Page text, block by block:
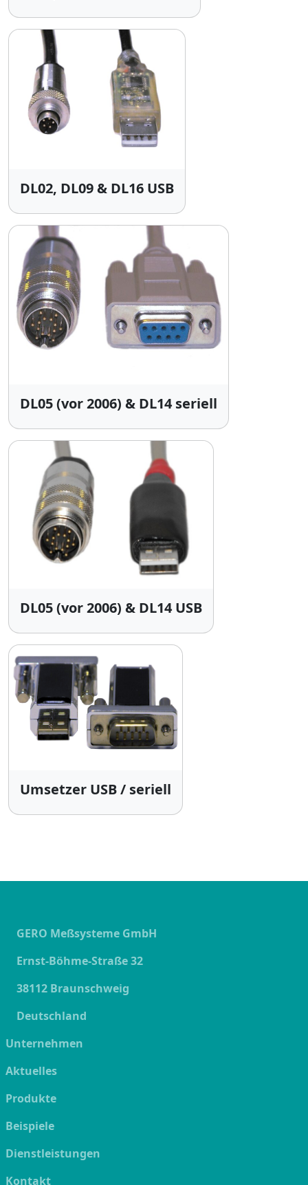
DL02, DL09 & DL16 USB
DL05 (vor 2006) & DL14 seriell
DL05 (vor 2006) & DL14 USB
Umsetzer USB / seriell
GERO Meßsysteme GmbH
Ernst-Böhme-Straße 32
38112 Braunschweig
Deutschland
Unternehmen
Aktuelles
Produkte
Beispiele
Dienstleistungen
Kontakt